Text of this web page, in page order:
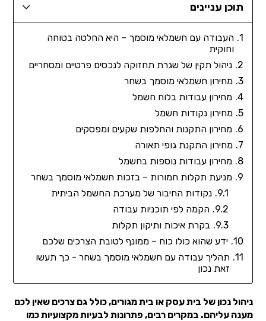
תוכן עניינים
העבודה עם חשמלאי מוסמך – היא החלטה בטוחה
וחוקית
ניהול תקין של שגרת תחזוקה לנכסים פרטיים ומסחריים
מחירון חשמלאי מוסמך בשחר
מחירון עבודות בלוח חשמל
מחירון נקודות חשמל
מחירון התקנות והחלפות שקעים ומפסקים
מחירון התקנת גופי תאורה
מחירון עבודות נוספות בחשמל
מניעת תקלות חמורות – בזכות חשמלאי מוסמך בשחר
נקודות החיבור של מערכת החשמל הביתית
הקמה לפי תוכניות עבודה
בקרת איכות ותיקון תקלות
ידע שהוא כולו כוח – ממונף לטובת הצרכים שלכם
תהליך עבודה עם חשמלאי מוסמך בשחר - כך תעשו
זאת נכון
ניהול נכון של בית עסק או בית מגורים, כולל גם צרכים שאין לכם
מענה עליהם. במקרים רבים, פתרונות לבעיות מקצועיות כמו